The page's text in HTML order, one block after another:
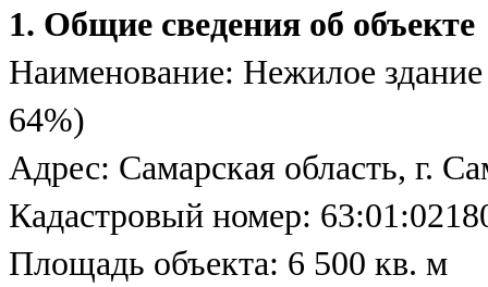
1. Общие сведения об объекте
Наименование: Нежилое здание
64%)
Адрес: Самарская область, г.
Кадастровый номер:
Площадь объекта: 6 500 кв. м